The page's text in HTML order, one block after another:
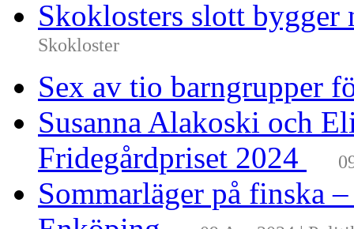
Skoklosters slott
Skokloster
Sex av tio barngrupper
Susanna Alakoski och
Fridegårdpriset 2024
Sommarläger på finska